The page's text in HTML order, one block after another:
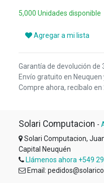
5,000 Unidades disponible
Agregar a mi lista
Garantía de devolución de
Envío gratuito en Neuquen
Compre ahora, recíbalo en
Solari Computacion -
Solari Computacion,
Capital Neuquén
Llámenos ahora +549
Email: